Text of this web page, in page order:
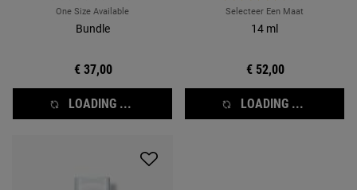
One Size Available
Bundle
€ 37,00
LOADING ...
Selecteer Een Maat
14 ml
€ 52,00
LOADING ...